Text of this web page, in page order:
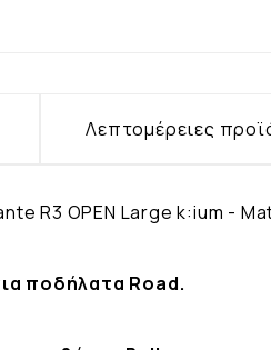
Λεπτομέρειες
R3 OPEN Large k:ium -
ποδήλατα Road.